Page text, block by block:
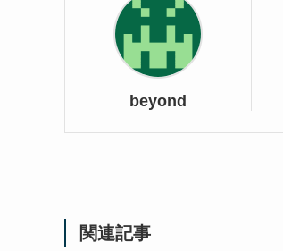
beyond
関連記事